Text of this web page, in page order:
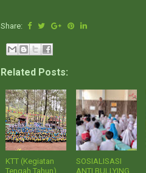
Share:
Related Posts:
KTT (Kegiatan
Tengah Tahun)
SOSIALISASI
ANTI BULLYING